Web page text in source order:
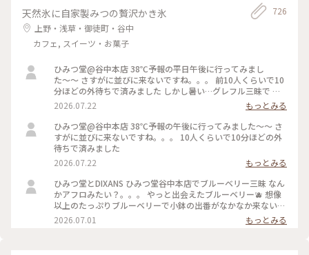
天然氷に自家製みつの贅沢かき氷
上野・浅草・御徒町・谷中
カフェ, スイーツ・お菓子
726
ひみつ堂@谷中本店 38℃予報の平日午後に行ってみまし
た〜〜 さすがに並びに来ないですね。。。 前10人くらいで10
分ほどの外待ちで済みました しかし暑い…グレフル三昧で 果
肉たくさん載って甘いと苦いがちょうどいい！ よーぐると蜜
がいらないくらいしっかり柑橘の味🍋 溶けても生ジュースみ
たいで最後まで美味しかった 夜の部で桃メニューが出る日で
迷ったけどさすがに２時間待てない、、、 それに17時からけ
っこう並ぶのよね。。日没前でまだ暑いし！ 以外と日中は穴
2026.07.22
もっとみる
ひみつ堂@谷中本店 38℃予報の午後に行ってみました〜〜 さ
すがに並びに来ないですね。。。 10人くらいで10分ほどの外
待ちで済みました
2026.07.22
もっとみる
ひみつ堂とDIXANS ひみつ堂谷中本店でブルーベリー三昧 なん
かアフロみたい？。。。 やっと出会えたブルーベリー🫐 想像
以上のたっぷりブルーベリーで小鉢の出番がなかなか来ない
何粒のブルーベリー使ってるんだろ ひみつのガールズパワー
毎日お疲れ様様です！ 魔夏営業スタートなのでいっぱい通い
2026.07.01 もっとみる